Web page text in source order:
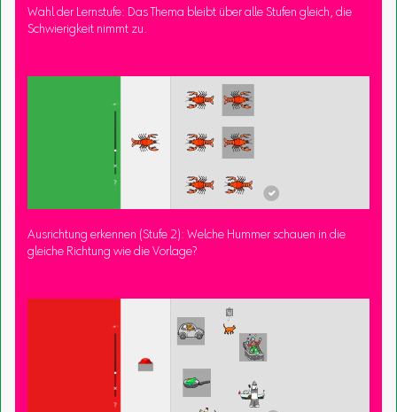
Wahl der Lernstufe: Das Thema bleibt über alle Stufen gleich, die
Schwierigkeit nimmt zu.
Ausrichtung erkennen (Stufe 2): Welche Hummer schauen in die
gleiche Richtung wie die Vorlage?